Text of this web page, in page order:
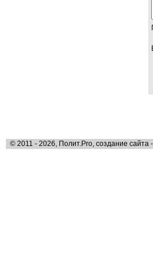
© 2011 - 2026, Полит.Pro, создание сайта